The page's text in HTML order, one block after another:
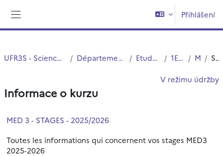
Přihlášení
UFR3S - Sciences de Santé et du Sport Département UFR3S - Médecine Etudes Medicales 1ER CYCLE MED3 Souhrn
V režimu údržby
Informace o kurzu
MED 3 - STAGES - 2025/2026
Toutes les informations qui concernent vos stages MED3
2025-2026